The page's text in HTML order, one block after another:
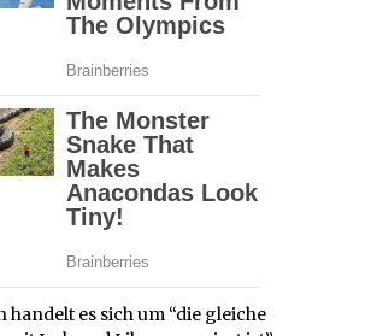
handelt es sich um “die gleiche